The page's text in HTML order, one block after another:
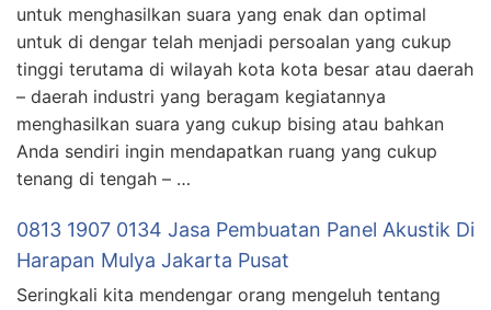
untuk menghasilkan suara yang enak dan optimal
untuk di dengar telah menjadi persoalan yang cukup
tinggi terutama di wilayah kota kota besar atau daerah
– daerah industri yang beragam kegiatannya
menghasilkan suara yang cukup bising atau bahkan
Anda sendiri ingin mendapatkan ruang yang cukup
tenang di tengah – …
0813 1907 0134 Jasa Pembuatan Panel Akustik Di
Harapan Mulya Jakarta Pusat
Seringkali kita mendengar orang mengeluh tentang